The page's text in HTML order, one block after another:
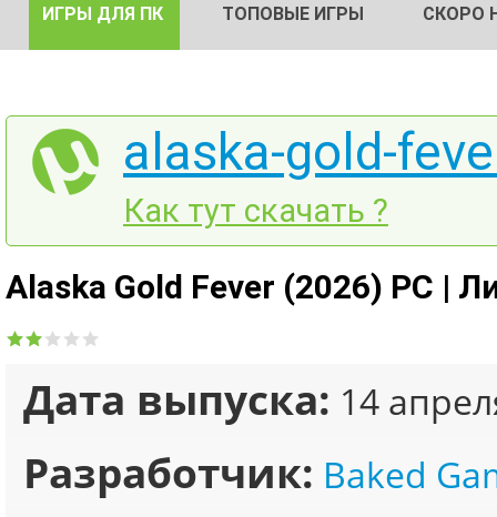
ИГРЫ ДЛЯ ПК ТОПОВЫЕ ИГРЫ СКОРО
alaska-gold-
Как тут скачать ?
Alaska Gold Fever (2026) PC |
Дата выпуска: 14
Разработчик: Baked